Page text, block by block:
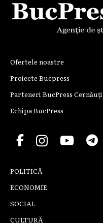
Ofertele noastre
Proiecte Bucpress
Parteneri BucPress Cernăuți
Echipa BucPress
POLITICĂ
ECONOMIE
SOCIAL
CULTURĂ